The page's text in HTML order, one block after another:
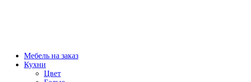
Мебель на заказ
Кухни
Цвет